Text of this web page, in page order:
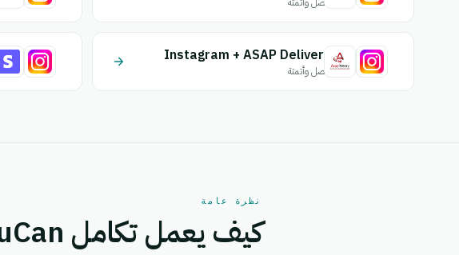
Instagram + ASAP Delivery
اتصل وأتمتة
نظرة عامة
كيف يعمل تكامل Instagram + YouCan